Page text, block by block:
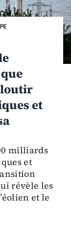
et
milliards
et
révèle les
et le